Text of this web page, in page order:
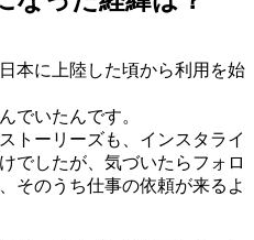
本に上陸した頃から利用を始
でいたんです。
トーリーズも、インスタライ
でしたが、気づいたらフォロ
そのうち仕事の依頼が来るよ